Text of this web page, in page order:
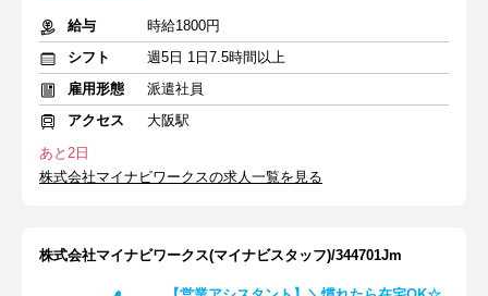
給与
時給1800円
シフト
週5日 1日7.5時間以上
雇用形態
派遣社員
アクセス
大阪駅
あと2日
株式会社マイナビワークスの求人一覧を見る
株式会社マイナビワークス(マイナビスタッフ)/344701Jm